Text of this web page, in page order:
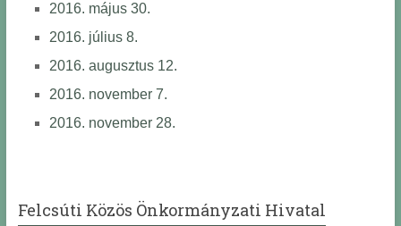
2016. május 30.
2016. július 8.
2016. augusztus 12.
2016. november 7.
2016. november 28.
Felcsúti Közös Önkormányzati Hivatal